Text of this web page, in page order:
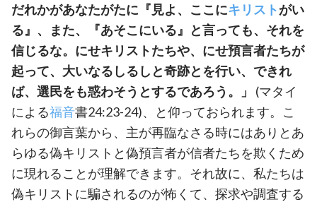
だれかがあなたがたに『見よ、ここにキリストがい
る』、また、『あそこにいる』と言っても、それを
信じるな。にせキリストたちや、にせ預言者たちが
起って、大いなるしるしと奇跡とを行い、できれ
ば、選民をも惑わそうとするであろう。」
(マタイ
による福音書24:23-24)、と仰っておられます。こ
れらの御言葉から、主が再臨なさる時にはありとあ
らゆる偽キリストと偽預言者が信者たちを欺くため
に現れることが理解できます。それ故に、私たちは
偽キリストに騙されるのが怖くて、探求や調査する